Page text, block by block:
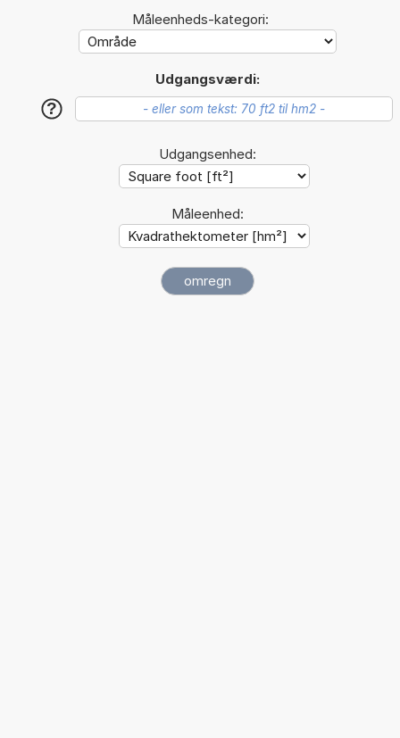
Måleenheds-kategori:
Udgangsværdi:
?
Udgangsenhed:
Måleenhed: